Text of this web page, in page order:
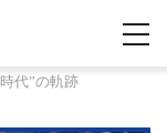
代”の軌跡